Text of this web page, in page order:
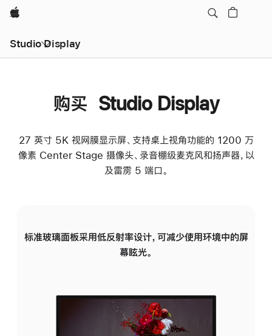
Apple
Studio Display
购买 Studio Display
27 英寸 5K 视网膜显示屏、支持桌上视角功能的 1200 万
像素 Center Stage 摄像头、录音棚级麦克风和扬声器，以
及雷雳 5 端口。
标准玻璃面板采用低反射率设计，可减少使用环境中的屏
幕眩光。